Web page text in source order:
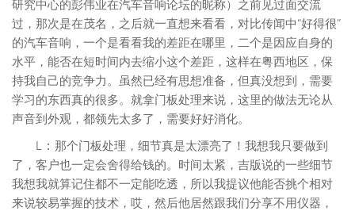
研究中心的彭伟业在汽车音响论坛的昵称）之前见过面交流
过，那次是在茂名，之后就一直想来看看，对比传闻中“好得很”
的汽车音响，一个是看看我的差距在哪里，二个是因应自身的
水平，能否在短时间内去缩小这个差距，这样在粤西地区，保
持我自己的竞争力。虽然已经有思想准备，但真没想到，需要
学习的东西真的很多。就拿门板处理来说，这里的做法无论从
声音到外观，都领先太多了，需要好好消化。
L： 那个门板处理，细节真是太漂亮了！我想我只要做到
了，客户也一定会舍得给钱的。时间太紧，吉版说的一些细节
我想我就算记住都不一定能吃透，所以我提议他能否挑个相对
来说较易掌握的技术，哎，然后他居然跟我们分享不用仪器，